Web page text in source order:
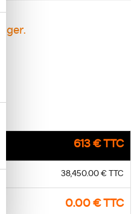
613 € TTC
38,450.00 € TTC
0.00 € TTC